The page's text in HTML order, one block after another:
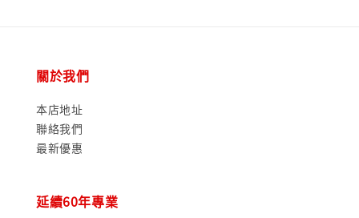
關於我們
本店地址
聯絡我們
最新優惠
延續60年專業